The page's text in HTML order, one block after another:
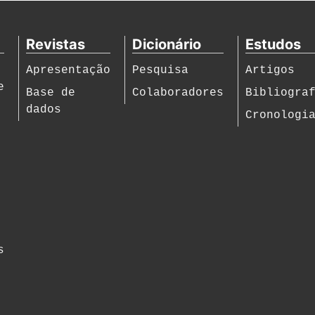
Revistas
Apresentação
Base de
dados
Dicionário
Pesquisa
Colaboradores
Estudos
Artigos